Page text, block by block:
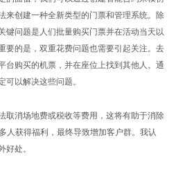
来创建一种全新类型的门票和管理系统。除
键问题是人们批量购买门票并在活动当天以
要的是，双重花费问题也需要引起关注。去
台购买的机票，并在座位上找到其他人。通
可以解决这些问题。
取消场地费或税收等费用，这将有助于消除
人获得福利，最终导致增加客户群。我认
好处。